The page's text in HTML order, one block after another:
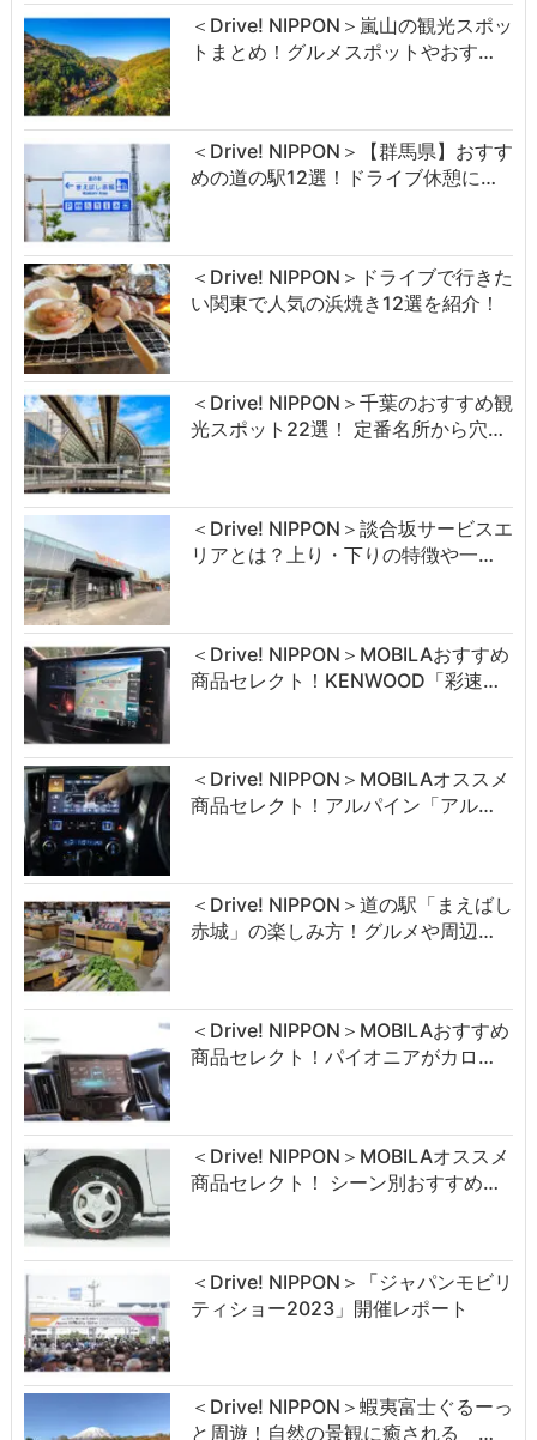
＜Drive! NIPPON＞嵐山の観光スポッ
トまとめ！グルメスポットやおす…
＜Drive! NIPPON＞【群馬県】おすす
めの道の駅12選！ドライブ休憩に…
＜Drive! NIPPON＞ドライブで行きた
い関東で人気の浜焼き12選を紹介！
＜Drive! NIPPON＞千葉のおすすめ観
光スポット22選！ 定番名所から穴…
＜Drive! NIPPON＞談合坂サービスエ
リアとは？上り・下りの特徴や一…
＜Drive! NIPPON＞MOBILAおすすめ
商品セレクト！KENWOOD「彩速…
＜Drive! NIPPON＞MOBILAオススメ
商品セレクト！アルパイン「アル…
＜Drive! NIPPON＞道の駅「まえばし
赤城」の楽しみ方！グルメや周辺…
＜Drive! NIPPON＞MOBILAおすすめ
商品セレクト！パイオニアがカロ…
＜Drive! NIPPON＞MOBILAオススメ
商品セレクト！ シーン別おすすめ…
＜Drive! NIPPON＞「ジャパンモビリ
ティショー2023」開催レポート
＜Drive! NIPPON＞蝦夷富士ぐるーっ
と周遊！自然の景観に癒される …